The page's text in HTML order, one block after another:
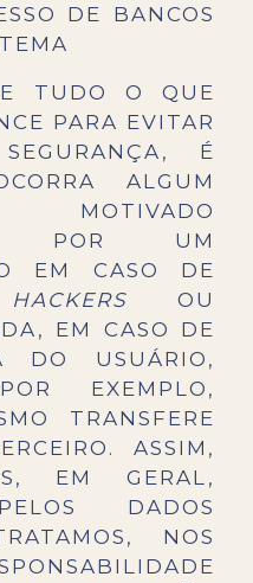
DE BANCOS
TUDO O QUE
PARA EVITAR
É
ALGUM
POR UM
EM CASO DE
HACKERS OU
EM CASO DE
DO USUÁRIO,
EXEMPLO,
TRANSFERE
ASSIM,
EM GERAL,
DADOS
NOS